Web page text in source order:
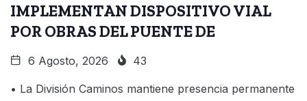
IMPLEMENTAN DISPOSITIVO VIAL
POR OBRAS DEL PUENTE DE
6 Agosto, 2026 43
• La División Caminos mantiene presencia permanente